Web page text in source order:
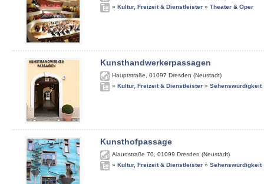
» Kultur, Freizeit & Dienstleister » Theater & Oper
Kunsthandwerkerpassagen
Hauptstraße 01097 Dresden (Neustadt)
» Kultur, Freizeit & Dienstleister » Sehenswürdigkeit
Kunsthofpassage
Alaunstraße 70 01099 Dresden (Neustadt)
» Kultur, Freizeit & Dienstleister » Sehenswürdigkeit